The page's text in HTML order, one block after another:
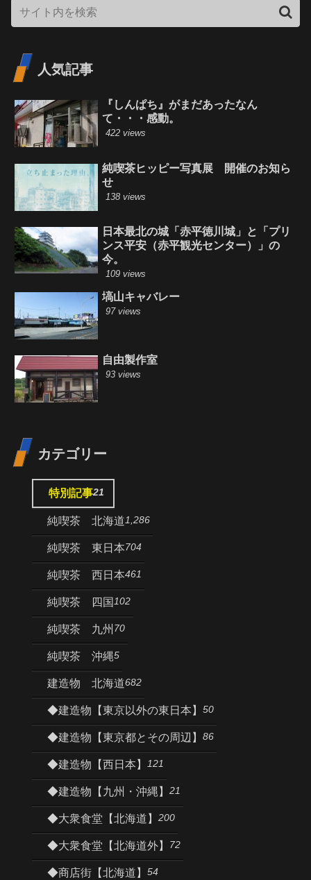
人気記事
『しんぱち』がまだあったなん
て・・・感動。
422 views
純喫茶ヒッピー写真展 開催のお知ら
せ
138 views
日本最北の城「赤平徳川城」と「プリ
ンス平安（赤平観光センター）」の
今。
109 views
塙山キャバレー
97 views
自由製作室
93 views
カテゴリー
特別記事21
純喫茶 北海道1,286
純喫茶 東日本704
純喫茶 西日本461
純喫茶 四国 102
純喫茶 九州 70
純喫茶 沖縄5
建造物 北海道682
◆建造物【東京以外の東日本】 50
◆建造物【東京都とその周辺】 86
◆建造物【西日本】 121
◆建造物【九州・沖縄】 21
◆大衆食堂【北海道】 200
◆大衆食堂【北海道外】 72
◆商店街【北海道】 54